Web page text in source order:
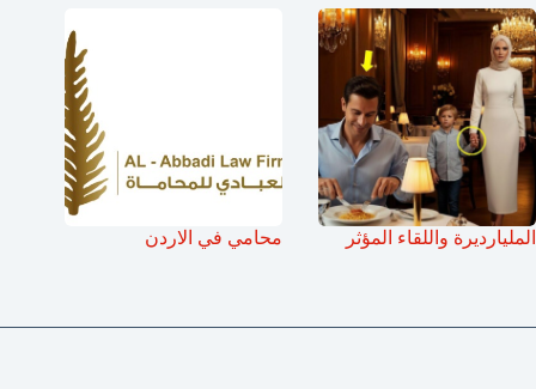
المليارديرة واللقاء المؤثر محامي في الاردن